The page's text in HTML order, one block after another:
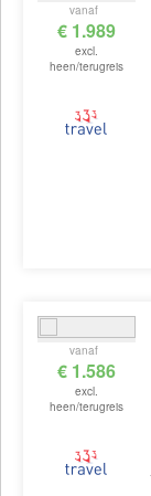
vanaf
€ 1.989
excl.
heen/terugreis
vanaf
€ 1.586
excl.
heen/terugreis